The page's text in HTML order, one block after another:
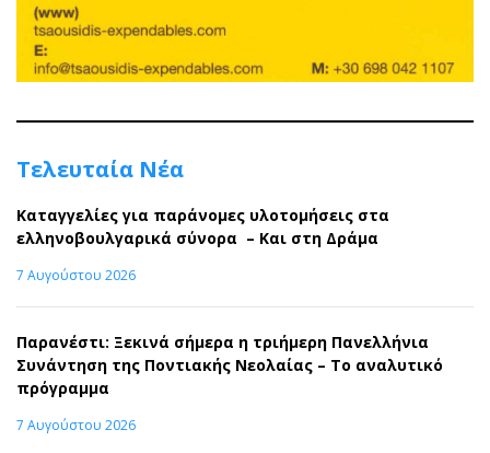
Τελευταία Νέα
Καταγγελίες για παράνομες υλοτομήσεις στα
ελληνοβουλγαρικά σύνορα – Και στη Δράμα
7 Αυγούστου 2026
Παρανέστι: Ξεκινά σήμερα η τριήμερη Πανελλήνια
Συνάντηση της Ποντιακής Νεολαίας – Το αναλυτικό
πρόγραμμα
7 Αυγούστου 2026